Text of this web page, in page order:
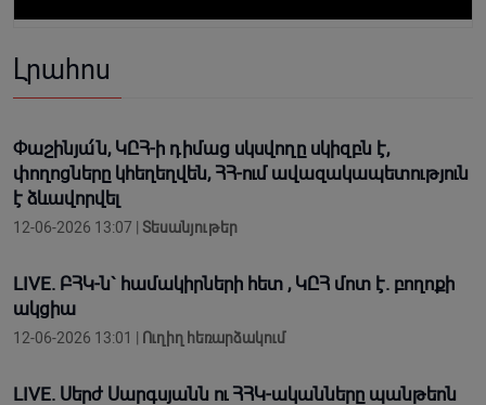
Լրահոս
Փաշինյա՛ն, ԿԸՀ-ի դիմաց սկսվողը սկիզբն է,
փողոցները կհեղեղվեն, ՀՀ-ում ավազակապետություն
է ձևավորվել
12-06-2026 13:07 | Տեսանյութեր
LIVE. ԲՀԿ-ն` համակիրների հետ , ԿԸՀ մոտ է. բողոքի
ակցիա
12-06-2026 13:01 | Ուղիղ հեռարձակում
LIVE. Սերժ Սարգսյանն ու ՀՀԿ-ականները պանթեոն